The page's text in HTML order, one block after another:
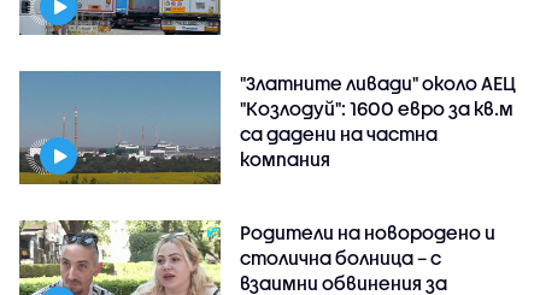
"Златните ливади" около АЕЦ
"Козлодуй": 1600 евро за кв.м
са дадени на частна
компания
Родители на новородено и
столична болница – с
взаимни обвинения за